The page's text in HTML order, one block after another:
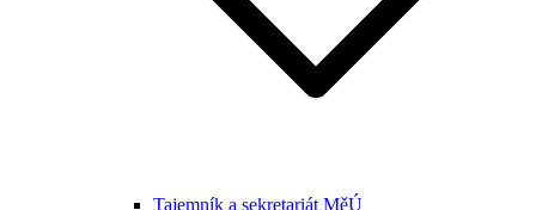
Tajemník a sekretariát MěÚ